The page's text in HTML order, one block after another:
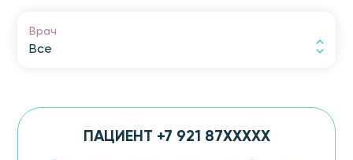
Врач
ПАЦИЕНТ +7 921 87XXXXX